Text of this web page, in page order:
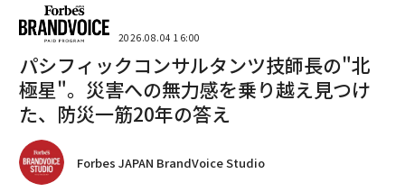
2026.08.04 16:00
パシフィックコンサルタンツ技師長の"北
極星"。災害への無力感を乗り越え見つけ
た、防災一筋20年の答え
Forbes JAPAN BrandVoice Studio